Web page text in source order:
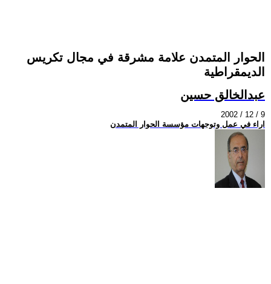
الحوار المتمدن علامة مشرقة في مجال تكريس
الديمقراطية
عبدالخالق حسين
2002 / 12 / 9
اراء في عمل وتوجهات مؤسسة الحوار المتمدن